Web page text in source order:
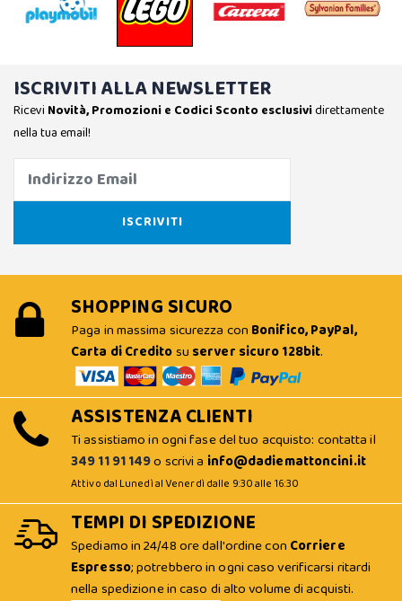
ISCRIVITI ALLA NEWSLETTER
Ricevi Novità, Promozioni e Codici Sconto esclusividirettamente
nella tua email!
SHOPPING SICURO
Paga in massima sicurezza con Bonifico, PayPal,
Carta di Creditosu server sicuro 128bit.
ASSISTENZA CLIENTI
Ti assistiamo in ogni fase del tuo acquisto: contatta il
349 11 91 149o scrivi a info@dadiemattoncini.it
Attivo dal Lunedì al Venerdì dalle 9:30 alle 16:30
TEMPI DI SPEDIZIONE
Spediamo in 24/48 ore dall'ordine con Corriere
Espresso; potrebbero in ogni caso verificarsi ritardi
nella spedizione in caso di alto volume di acquisti.